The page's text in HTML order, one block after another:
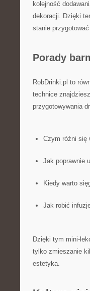
kolejność
dekoracji. Dzięki
stanie
Porady
RobDrinki.pl to
technice
przygotowywania
Czym różni się
Jak poprawnie
Kiedy warto
Jak robić
Dzięki tym mini-
tylko zmieszanie
estetyka.